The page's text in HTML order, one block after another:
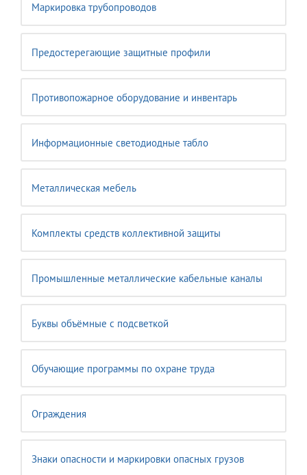
Маркировка трубопроводов
Предостерегающие защитные профили
Противопожарное оборудование и инвентарь
Информационные светодиодные табло
Металлическая мебель
Комплекты средств коллективной защиты
Промышленные металлические кабельные каналы
Буквы объёмные с подсветкой
Обучающие программы по охране труда
Ограждения
Знаки опасности и маркировки опасных грузов